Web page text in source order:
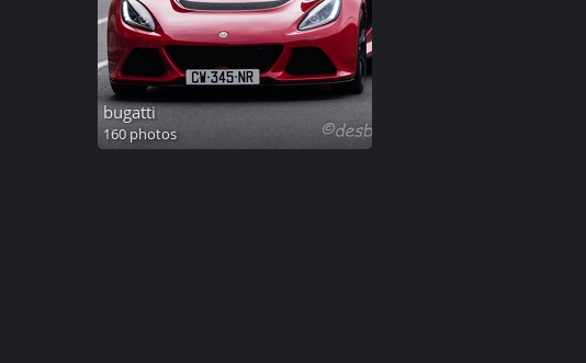
bugatti
160 photos